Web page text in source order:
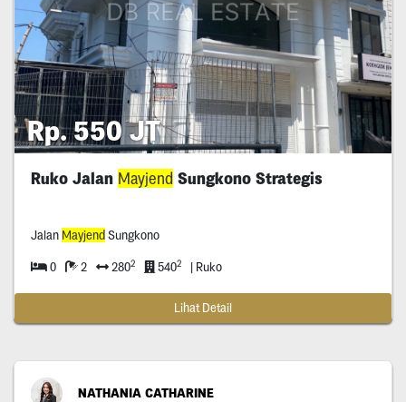
Rp. 550 JT
Ruko Jalan Mayjend Sungkono Strategis
Jalan Mayjend Sungkono
0 2 2802 5402 | Ruko
Lihat Detail
NATHANIA CATHARINE